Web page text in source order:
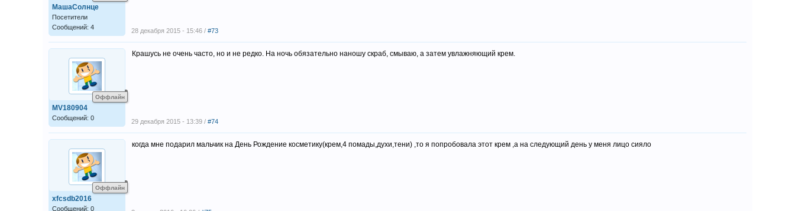
МашаСолнце
Посетители
Сообщений: 4
28 декабря 2015 - 15:46 / #73
Оффлайн
MV180904
Сообщений: 0
Крашусь не очень часто, но и не редко. На ночь обязательно наношу скраб, смываю, а затем увлажняющий крем.
29 декабря 2015 - 13:39 / #74
Оффлайн
xfcsdb2016
Сообщений: 0
когда мне подарил мальчик на День Рождение косметику(крем,4 помады,духи,тени) ,то я попробовала этот крем ,а на следующий день у меня лицо сияло